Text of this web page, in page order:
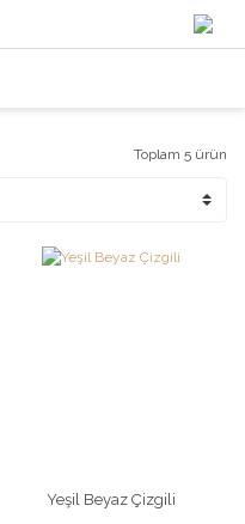
Toplam 5 ürün
Yeşil Beyaz Çizgili